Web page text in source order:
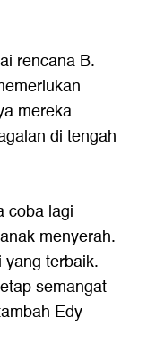
rencana B.
mereka
di tengah
coba lagi
menyerah.
terbaik.
semangat
Edy